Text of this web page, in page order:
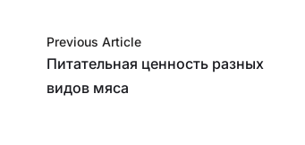
Previous Article
Питательная ценность разных
видов мяса